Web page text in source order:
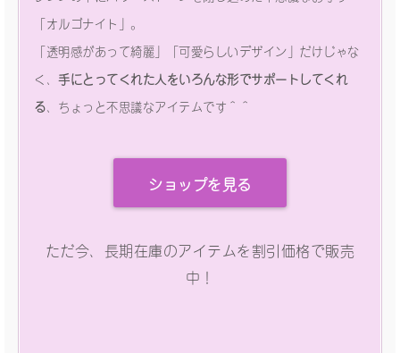
「オルゴナイト」。
「透明感があって綺麗」「可愛らしいデザイン」だけじゃな
く、 手にとってくれた人をいろんな形でサポートしてくれ
る 、ちょっと不思議なアイテムです＾＾
ショップを見る
ただ今、長期在庫のアイテムを割引価格で販売
中！